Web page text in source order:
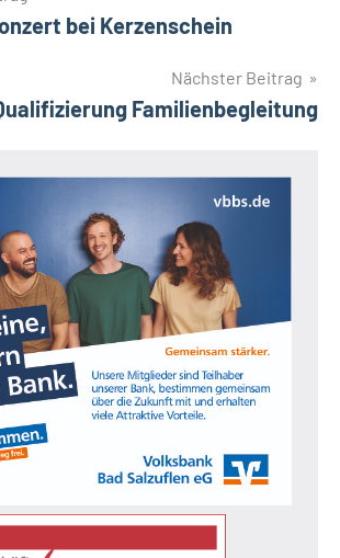
bei Kerzenschein
Nächster Beitrag
Familienbegleitung